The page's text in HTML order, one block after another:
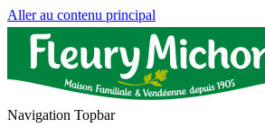
Aller au contenu principal
Navigation Topbar